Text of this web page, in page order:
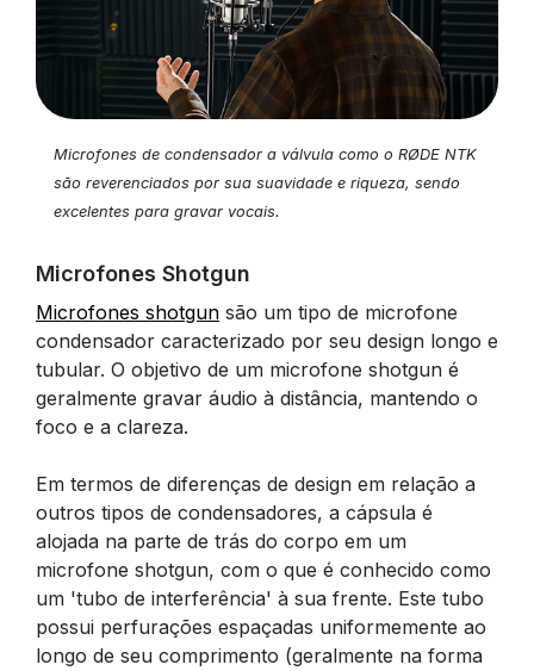
Microfones de condensador a válvula como o RØDE NTK
são reverenciados por sua suavidade e riqueza, sendo
excelentes para gravar vocais.
Microfones Shotgun
Microfones shotgun são um tipo de microfone
condensador caracterizado por seu design longo e
tubular. O objetivo de um microfone shotgun é
geralmente gravar áudio à distância, mantendo o
foco e a clareza.
Em termos de diferenças de design em relação a
outros tipos de condensadores, a cápsula é
alojada na parte de trás do corpo em um
microfone shotgun, com o que é conhecido como
um 'tubo de interferência' à sua frente. Este tubo
possui perfurações espaçadas uniformemente ao
longo de seu comprimento (geralmente na forma